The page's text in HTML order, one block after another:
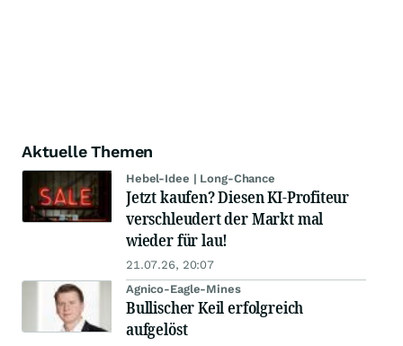
Aktuelle Themen
Hebel-Idee | Long-Chance
Jetzt kaufen? Diesen KI-Profiteur
verschleudert der Markt mal
wieder für lau!
21.07.26, 20:07
Agnico-Eagle-Mines
Bullischer Keil erfolgreich
aufgelöst